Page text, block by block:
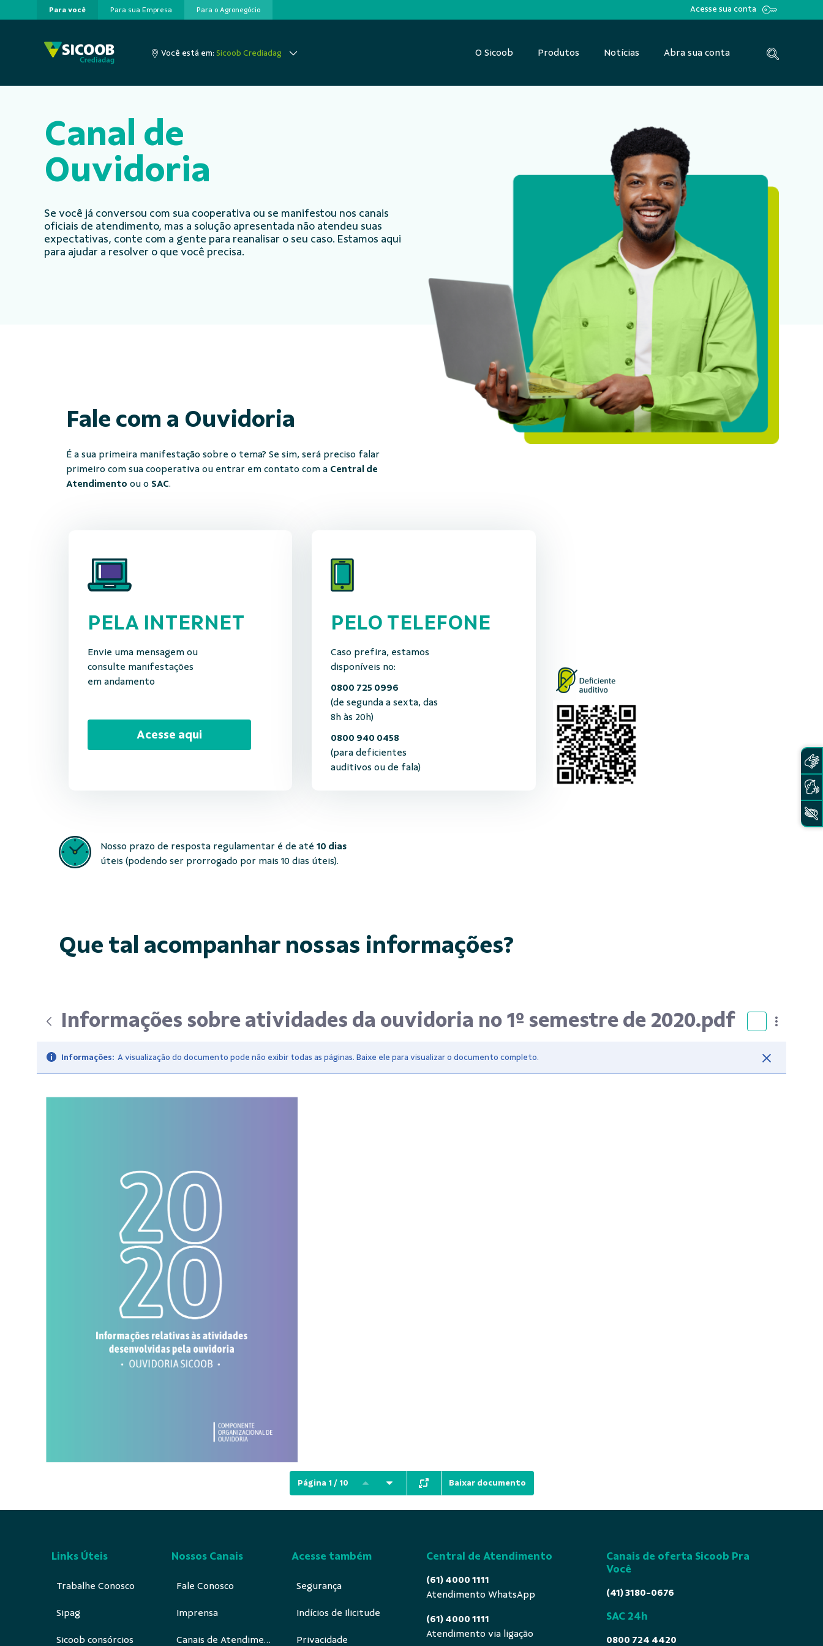
Pular para o Conteúdo principal
Para você Para sua Empresa Para o Agronegócio Acesse sua conta
Você está em:Sicoob Crediadag O Sicoob Produtos Notícias Abra sua conta
Canal de
Ouvidoria
Se você já conversou com sua cooperativa ou se manifestou nos canais
oficiais de atendimento, mas a solução apresentada não atendeu suas
expectativas, conte com a gente para reanalisar o seu caso. Estamos aqui
para ajudar a resolver o que você precisa.
Fale com a Ouvidoria
É a sua primeira manifestação sobre o tema? Se sim, será preciso falar
primeiro com sua cooperativa ou entrar em contato com a Central de
Atendimento ou o SAC.
PELA INTERNET
Envie uma mensagem ou
consulte manifestações
em andamento
Acesse aqui
PELO TELEFONE
Caso prefira, estamos
disponíveis no:
0800 725 0996
(de segunda a sexta, das
8h às 20h)
0800 940 0458
(para deficientes
auditivos ou de fala)
Nosso prazo de resposta regulamentar é de até 10 dias
úteis (podendo ser prorrogado por mais 10 dias úteis).
Que tal acompanhar nossas informações?
Informações sobre atividades da ouvidoria no 1º semestre de 2020.pdf
Informações: A visualização do documento pode não exibir todas as páginas. Baixe ele para visualizar o documento completo.
Página 1 / 10 Baixar documento
Links Úteis
Trabalhe Conosco
Sipag
Sicoob consórcios
Nossos Canais
Fale Conosco
Imprensa
Canais de Atendimento
Acesse também
Segurança
Indícios de Ilicitude
Privacidade
Central de Atendimento
(61) 4000 1111
Atendimento WhatsApp
(61) 4000 1111
Atendimento via ligação
Canais de oferta Sicoob Pra
Você
(41) 3180-0676
SAC 24h
0800 724 4420